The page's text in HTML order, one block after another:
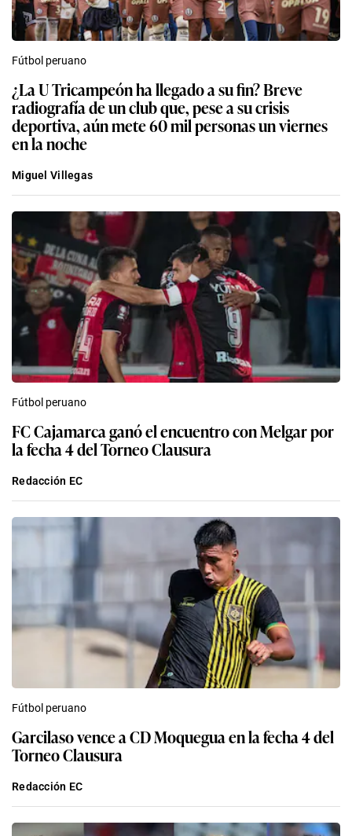
Fútbol peruano
¿La U Tricampeón ha llegado a su fin? Breve
radiografía de un club que, pese a su crisis
deportiva, aún mete 60 mil personas un viernes
en la noche
Miguel Villegas
Fútbol peruano
FC Cajamarca ganó el encuentro con Melgar por
la fecha 4 del Torneo Clausura
Redacción EC
Fútbol peruano
Garcilaso vence a CD Moquegua en la fecha 4 del
Torneo Clausura
Redacción EC